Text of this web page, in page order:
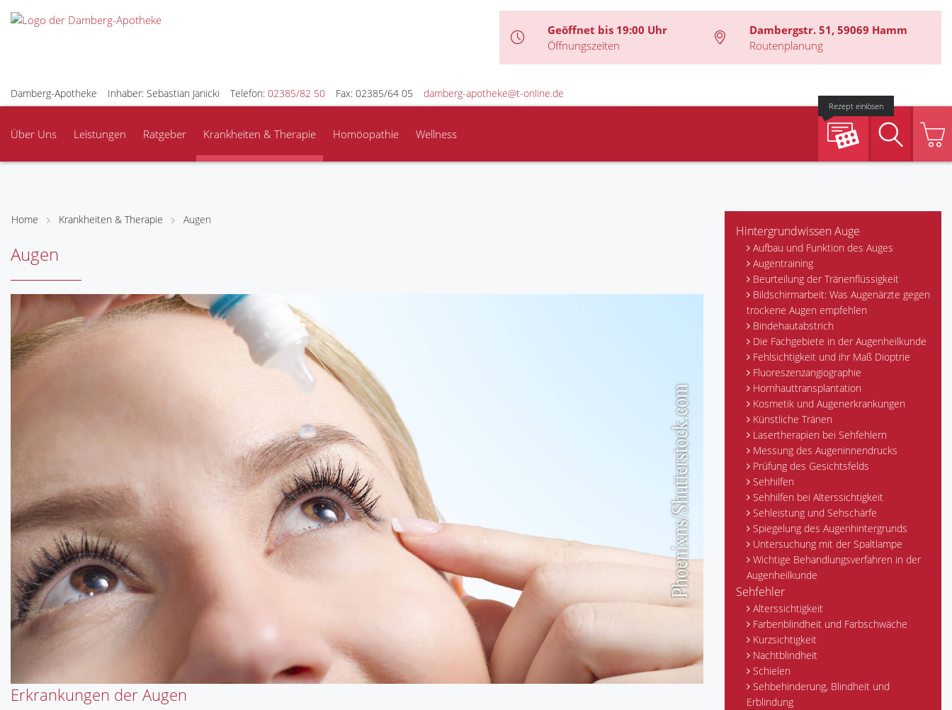
Geöffnet bis 19:00 Uhr
Öffnungszeiten
Dambergstr. 51, 59069 Hamm
Routenplanung
Damberg-Apotheke Inhaber: Sebastian Janicki Telefon: 02385/82 50 Fax: 02385/64 05 damberg-apotheke@t-online.de
Über Uns Leistungen Ratgeber Krankheiten & Therapie Homöopathie Wellness
Rezept einlösen
Suche
Home Krankheiten & Therapie Augen
Augen
Erkrankungen der Augen
Hintergrundwissen Auge
Aufbau und Funktion des Auges
Augentraining
Beurteilung der Tränenflüssigkeit
Bildschirmarbeit: Was Augenärzte gegen
trockene Augen empfehlen
Bindehautabstrich
Die Fachgebiete in der Augenheilkunde
Fehlsichtigkeit und ihr Maß Dioptrie
Fluoreszenzangiographie
Hornhauttransplantation
Kosmetik und Augenerkrankungen
Künstliche Tränen
Lasertherapien bei Sehfehlern
Messung des Augeninnendrucks
Prüfung des Gesichtsfelds
Sehhilfen
Sehhilfen bei Alterssichtigkeit
Sehleistung und Sehschärfe
Spiegelung des Augenhintergrunds
Untersuchung mit der Spaltlampe
Wichtige Behandlungsverfahren in der
Augenheilkunde
Sehfehler
Alterssichtigkeit
Farbenblindheit und Farbschwäche
Kurzsichtigkeit
Nachtblindheit
Schielen
Sehbehinderung, Blindheit und
Erblindung